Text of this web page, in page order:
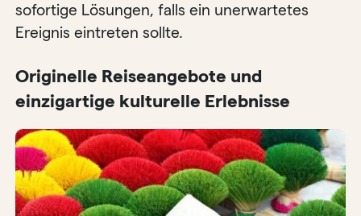
sofortige Lösungen, falls ein unerwartetes
Ereignis eintreten sollte.
Originelle Reiseangebote und
einzigartige kulturelle Erlebnisse